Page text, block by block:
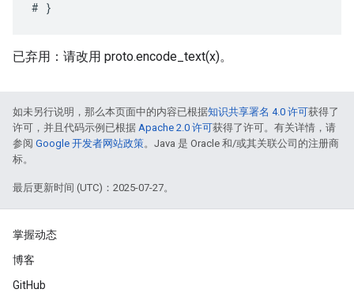
已弃用：请改用 proto.encode_text(x)。
如未另行说明，那么本页面中的内容已根据知识共享署名 4.0 许可获得了
许可，并且代码示例已根据 Apache 2.0 许可获得了许可。有关详情，请
参阅 Google 开发者网站政策。Java 是 Oracle 和/或其关联公司的注册商
标。
最后更新时间 (UTC)：2025-07-27。
掌握动态
博客
GitHub